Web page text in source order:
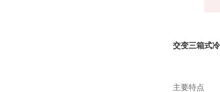
交变三箱式
主要特点